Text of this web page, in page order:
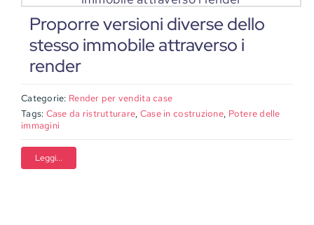
Proporre versioni diverse dello
stesso immobile attraverso i
render
Categorie: Render per vendita case
Tags: Case da ristrutturare, Case in costruzione, Potere delle
immagini
Leggi...